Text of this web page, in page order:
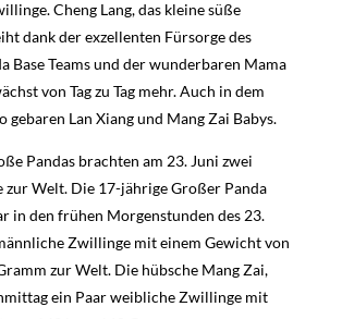
Cheng Lang, das kleine süße
dank der exzellenten Fürsorge des
Base Teams und der wunderbaren Mama
von Tag zu Tag mehr. Auch in dem
gebaren Lan Xiang und Mang Zai Babys.
Pandas brachten am 23. Juni zwei
zur Welt. Die 17-jährige Großer Panda
in den frühen Morgenstunden des 23.
Zwillinge mit einem Gewicht von
zur Welt. Die hübsche Mang Zai,
ein Paar weibliche Zwillinge mit